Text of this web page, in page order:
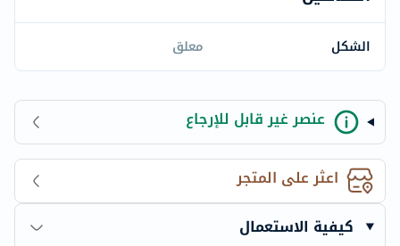
الشكل معلق
عنصر غير قابل للإرجاع
اعثر على المتجر
كيفية الاستعمال